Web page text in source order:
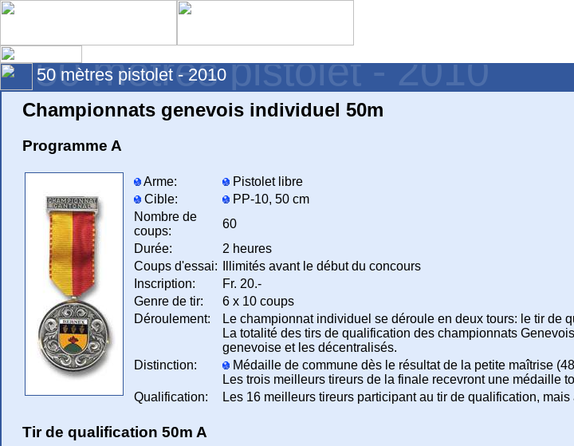
50 mètres pistolet - 2010
50 mètres pistolet - 2010
Championnats genevois individuel 50m
Programme A
Arme:
Pistolet libre
Cible:
PP-10, 50 cm
Nombre de
coups:
60
Durée:
2 heures
Coups d'essai:
Illimités avant le début du concours
Inscription:
Fr. 20.-
Genre de tir:
6 x 10 coups
Déroulement:
Le championnat individuel se déroule en deux tours: le tir de
La totalité des tirs de qualification des championnats
genevoise et les décentralisés.
Distinction:
Médaille de commune dès le résultat de la petite maîtrise
Les trois meilleurs tireurs de la finale recevront une médaille
Qualification:
Les 16 meilleurs tireurs participant au tir de qualification,
Tir de qualification 50m A